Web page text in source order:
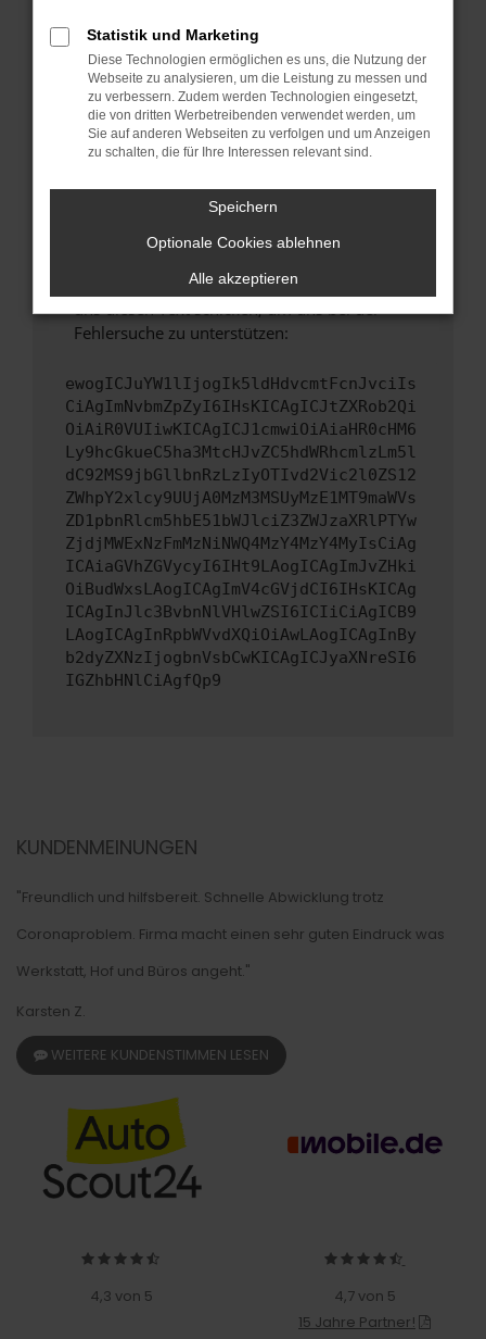
Stelle sicher, dass dein Browser und dein
Betriebssystem auf dem neuesten Stand
sind.
Veraltete Software birgt nicht nur ein
Sicherheitsrisiko, sondern kann auch dazu
führen, dass bestimmte Funktionen nicht mehr
Wende dich an den Webseitenbetreiber.
Wenn du alle oben genannten Schritte versucht
versuchen, das Problem zu beheben. Du kannst
uns diesen Text schicken, um uns bei der
Fehlersuche zu unterstützen:
ewogICJuYW1lIjogIk5ldHdvcmtFcnJvciIs
CiAgImNvbmZpZyI6IHsKICAgICJtZXRob2Qi
OiAiR0VUIiwKICAgICJ1cmwiOiAiaHR0cHM6
Ly9hcGkueC5ha3MtcHJvZC5hdWRhcmlzLm5l
dC92MS9jbGllbnRzLzIyOTIvd2Vic2l0ZS12
ZWhpY2xlcy9UUjA0MzM3MSUyMzE1MT9maWVs
ZD1pbnRlcm5hbE51bWJlciZ3ZWJzaXRlPTYw
ZjdjMWExNzFmMzNiNWQ4MzY4MzY4MyIsCiAg
ICAiaGVhZGVycyI6IHt9LAogICAgImJvZHki
OiBudWxsLAogICAgImV4cGVjdCI6IHsKICAg
ICAgInJlc3BvbnNlVHlwZSI6ICIiCiAgICB9
LAogICAgInRpbWVvdXQiOiAwLAogICAgInBy
b2dyZXNzIjogbnVsbCwKICAgICJyaXNreSI6
IGZhbHNlCiAgfQp9
KUNDENMEINUNGEN
"Freundlich und hilfsbereit. Schnelle Abwicklung trotz
Coronaproblem. Firma macht einen sehr guten Eindruck was
Werkstatt, Hof und Büros angeht."
Karsten Z.
WEITERE KUNDENSTIMMEN LESEN
4,3 von 5
4,7 von 5
15 Jahre Partner!
Statistik und Marketing
Diese Technologien ermöglichen es uns, die Nutzung der
Webseite zu analysieren, um die Leistung zu messen und
zu verbessern. Zudem werden Technologien eingesetzt,
die von dritten Werbetreibenden verwendet werden, um
Sie auf anderen Webseiten zu verfolgen und um Anzeigen
zu schalten, die für Ihre Interessen relevant sind.
Speichern
Optionale Cookies ablehnen
Alle akzeptieren